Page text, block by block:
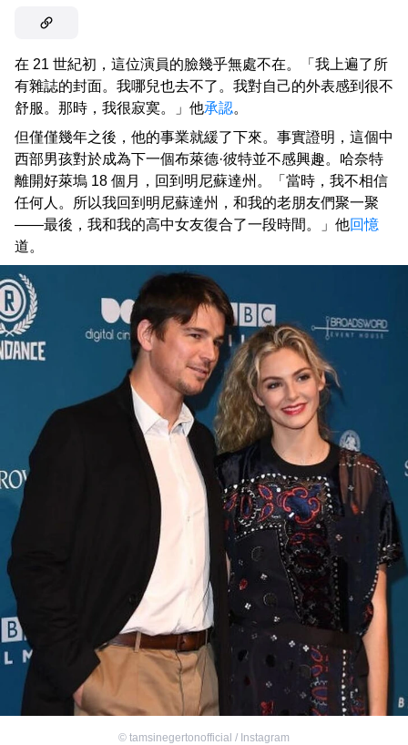
在 21 世紀初，這位演員的臉幾乎無處不在。「我上遍了所
有雜誌的封面。我哪兒也去不了。我對自己的外表感到很不
舒服。那時，我很寂寞。」他承認。
但僅僅幾年之後，他的事業就緩了下來。事實證明，這個中
西部男孩對於成為下一個布萊德·彼特並不感興趣。哈奈特
離開好萊塢 18 個月，回到明尼蘇達州。「當時，我不相信
任何人。所以我回到明尼蘇達州，和我的老朋友們聚一聚
——最後，我和我的高中女友復合了一段時間。」他回憶
道。
© tamsinegertonofficial / Instagram